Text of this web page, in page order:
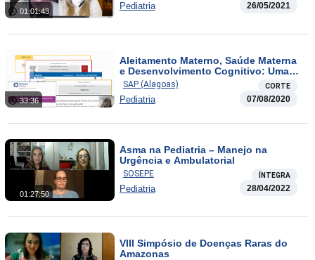
01:01:43
Pediatria 26/05/2021
33:36
Aleitamento Materno, Saúde Materna
e Desenvolvimento Cognitivo: Uma
Relação Positiva
SAP (Alagoas) CORTE
Pediatria 07/08/2020
01:27:50
Asma na Pediatria – Manejo na
Urgência e Ambulatorial
SOSEPE ÍNTEGRA
Pediatria 28/04/2022
VIII Simpósio de Doenças Raras do
Amazonas